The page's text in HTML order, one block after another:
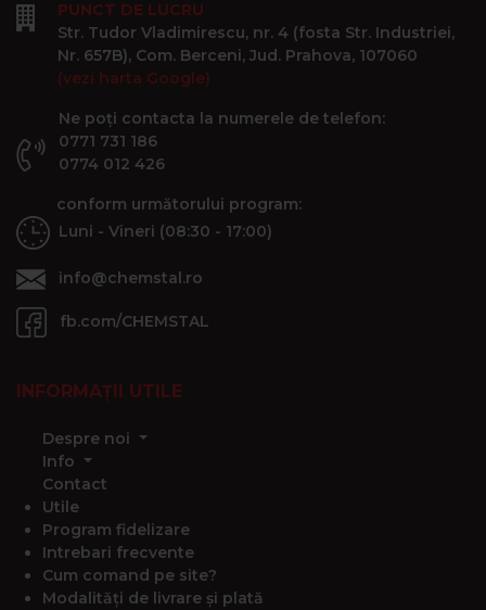
PUNCT DE LUCRU
Str. Tudor Vladimirescu, nr. 4 (fosta Str. Industriei,
Nr. 657B), Com. Berceni, Jud. Prahova, 107060
(vezi harta Google)
Ne poți contacta la numerele de telefon:
0771 731 186
0774 012 426
conform următorului program:
Luni - Vineri (08:30 - 17:00)
info@chemstal.ro
fb.com/CHEMSTAL
INFORMAȚII UTILE
Despre noi
Info
Contact
Utile
Program fidelizare
Intrebari frecvente
Cum comand pe site?
Modalități de livrare și plată